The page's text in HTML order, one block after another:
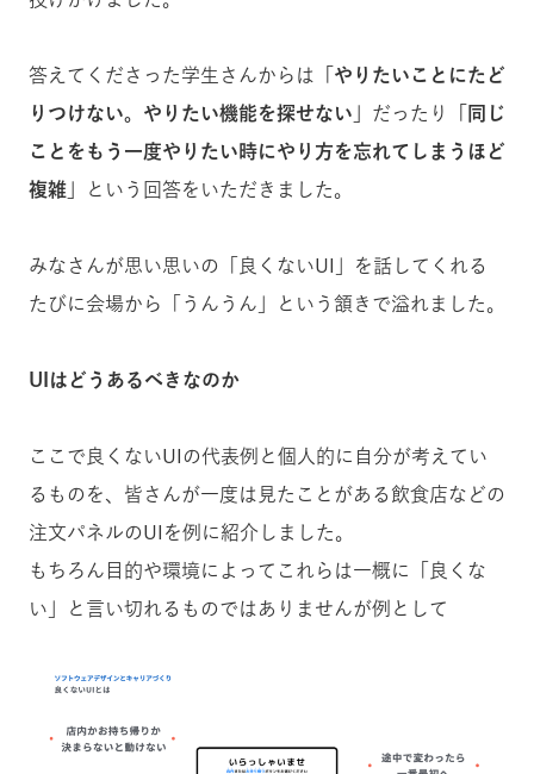
答えてくださった学生さんからは
「やりたいことにたど
りつけない。やりたい機能を探せない」 だったり
「同じ
ことをもう一度やりたい時にやり方を忘れてしまうほど
複雑」
という回答をいただきました。
みなさんが思い思いの「良くないUI」を話してくれる
たびに会場から「うんうん」という頷きで溢れました。
UIはどうあるべきなのか
ここで良くないUIの代表例と個人的に自分が考えてい
るものを、皆さんが一度は見たことがある飲食店などの
注文パネルのUIを例に紹介しました。
もちろん目的や環境によってこれらは一概に「良くな
い」と言い切れるものではありませんが例として